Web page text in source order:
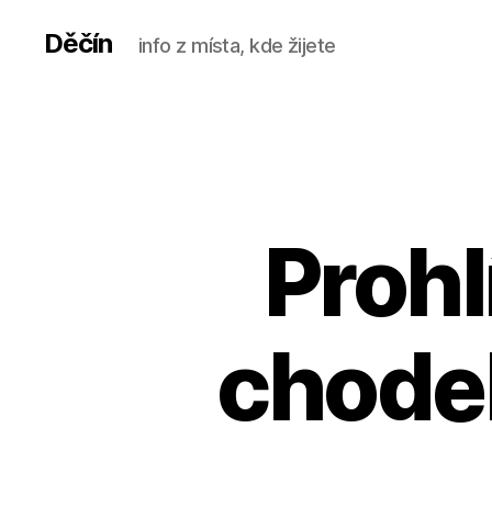
Děčín info z místa, kde žijete